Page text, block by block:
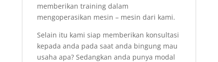
memberikan training dalam
mengoperasikan mesin – mesin dari kami.
Selain itu kami siap memberikan konsultasi
kepada anda pada saat anda bingung mau
usaha apa? Sedangkan anda punya modal